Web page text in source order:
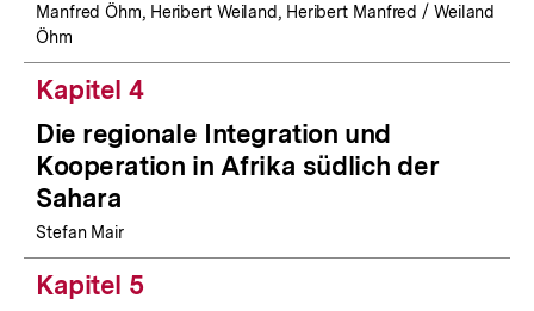
Manfred Öhm, Heribert Weiland, Heribert Manfred / Weiland
Öhm
Kapitel 4
Die regionale Integration und
Kooperation in Afrika südlich der
Sahara
Stefan Mair
Kapitel 5